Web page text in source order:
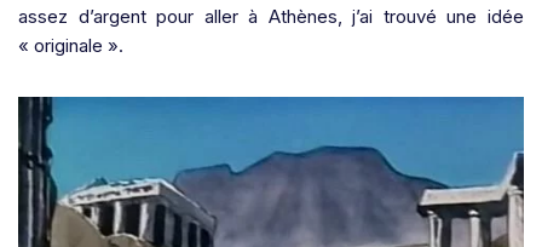
assez d’argent pour aller à Athènes, j’ai trouvé une idée
« originale ».